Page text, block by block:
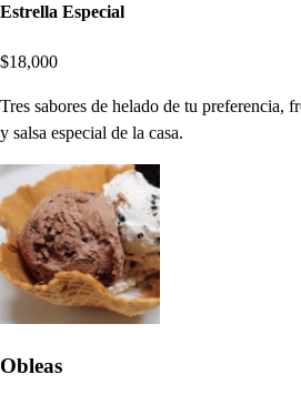
Estrella Especial
$18,000
Tres sabores de helado de tu preferencia,
y salsa especial de la casa.
Obleas